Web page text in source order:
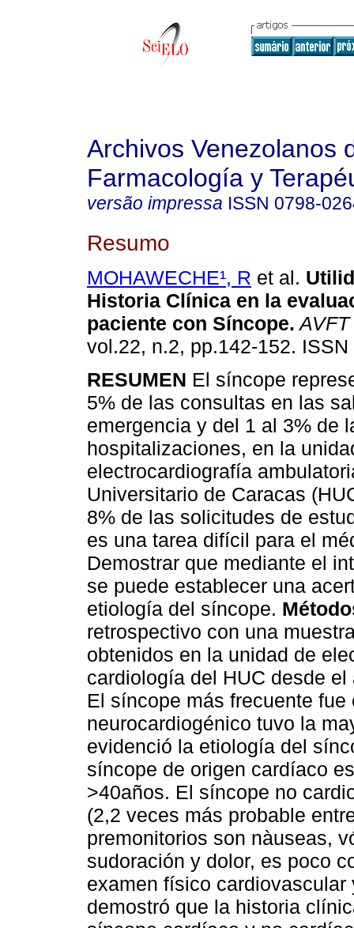
Archivos Venezolanos
Farmacología y
versão impressa ISSN 0798-
Resumo
MOHAWECHE¹, R et al.
Historia Clínica en la
paciente con Síncope. AVFT
vol.22, n.2, pp.142-152.
RESUMEN El síncope
5% de las consultas en las
emergencia y del 1 al 3% de
hospitalizaciones, en la
electrocardiografía
Universitario de Caracas
8% de las solicitudes de
es una tarea difícil para el
Demostrar que mediante el
se puede establecer una
etiología del síncope.
retrospectivo con una
obtenidos en la unidad de
cardiología del HUC desde
El síncope más frecuente
neurocardiogénico tuvo la
evidenció la etiología del
síncope de origen cardíaco
>40años. El síncope no
(2,2 veces más probable
premonitorios son nàuseas,
sudoración y dolor, es poco
examen físico
demostró que la historia